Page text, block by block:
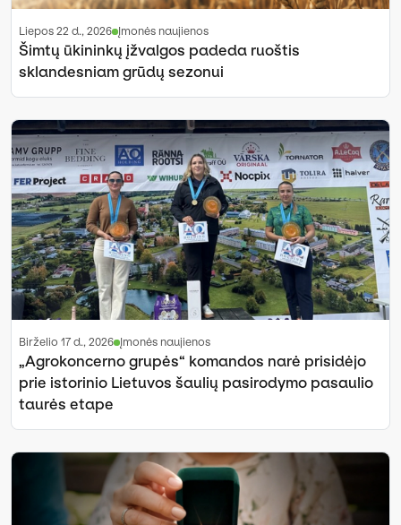
liepos 22 d., 2026 Įmonės naujienos
Šimtų ūkininkų įžvalgos padeda ruoštis
sklandesniam grūdų sezonui
birželio 17 d., 2026 Įmonės naujienos
„Agrokoncerno grupės“ komandos narė prisidėjo
prie istorinio Lietuvos šaulių pasirodymo pasaulio
taurės etape